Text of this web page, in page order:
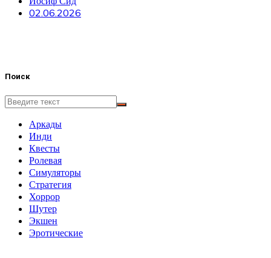
02.06.2026
Поиск
Аркады
Инди
Квесты
Ролевая
Симуляторы
Стратегия
Хоррор
Шутер
Экшен
Эротические